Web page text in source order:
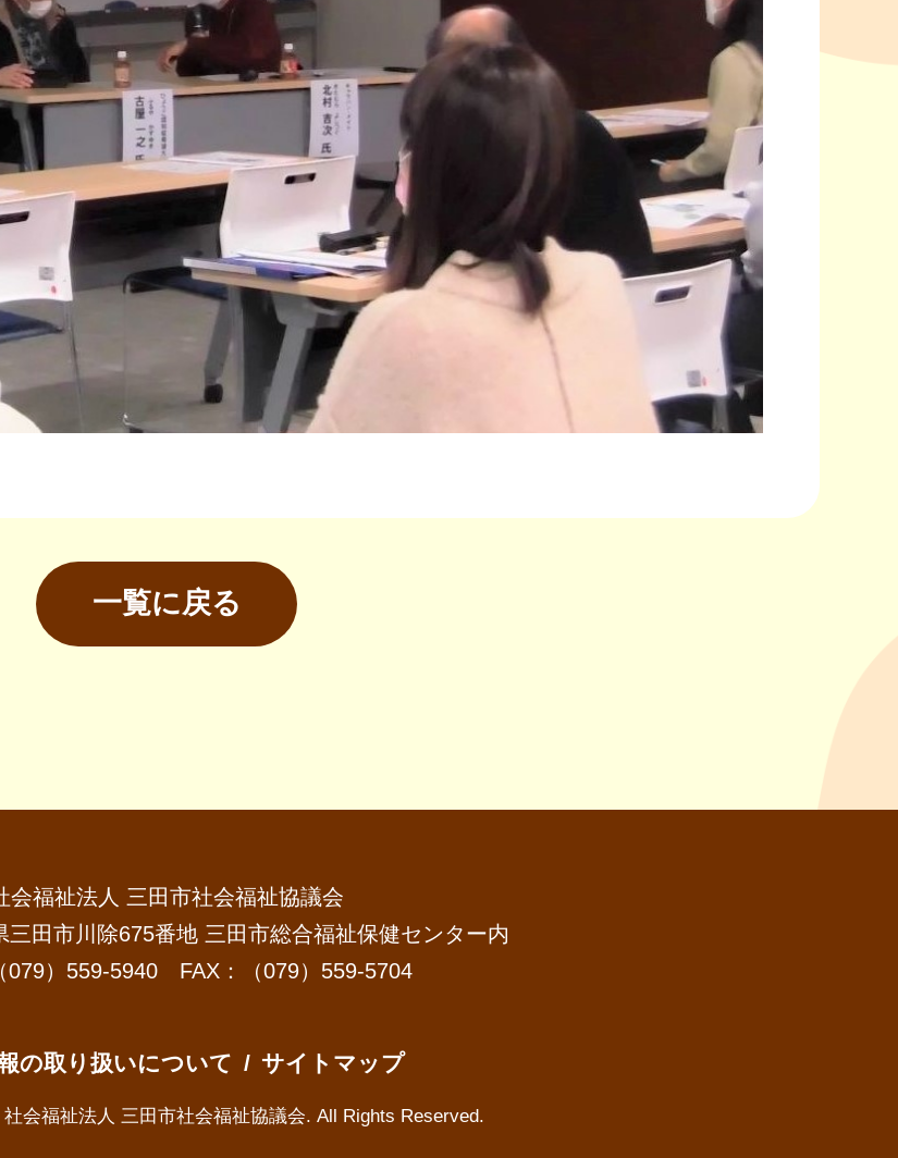
一覧に戻る
会福祉法人 三田市社会福祉協議会
三田市川除675番地 三田市総合福祉保健センター内
079）559-5940FAX：（079）559-5704
の取り扱いについて / サイトマップ
会福祉法人 三田市社会福祉協議会. All Rights Reserved.